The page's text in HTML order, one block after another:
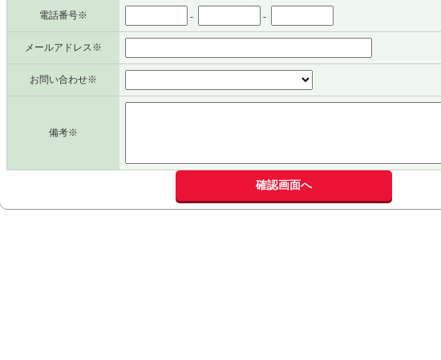
電話番号※ - -
メールアドレス※
お問い合わせ※
備考※
確認画面へ